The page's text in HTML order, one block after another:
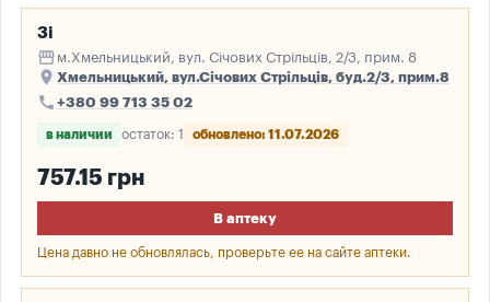
3і
storefront м.Хмельницький, вул. Січових Стрільців, 2/3, прим. 8
place Хмельницький, вул.Січових Стрільців, буд.2/3, прим.8
call +380 99 713 35 02
в наличии остаток: 1 обновлено: 11.07.2026
757.15 грн
В аптеку
Цена давно не обновлялась, проверьте ее на сайте аптеки.